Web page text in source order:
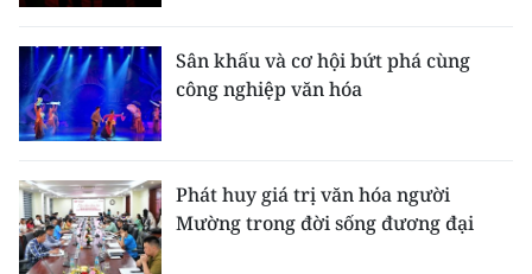
Sân khấu và cơ hội bứt phá cùng
công nghiệp văn hóa
Phát huy giá trị văn hóa người
Mường trong đời sống đương đại